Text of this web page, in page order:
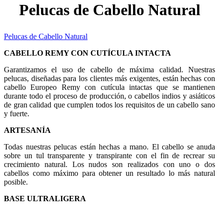
Pelucas de Cabello Natural
Pelucas de Cabello Natural
CABELLO REMY CON CUTÍCULA INTACTA
Garantizamos el uso de cabello de máxima calidad. Nuestras
pelucas, diseñadas para los clientes más exigentes, están hechas con
cabello Europeo Remy con cutícula intactas que se mantienen
durante todo el proceso de producción, o cabellos indios y asiáticos
de gran calidad que cumplen todos los requisitos de un cabello sano
y fuerte.
ARTESANÍA
Todas nuestras pelucas están hechas a mano. El cabello se anuda
sobre un tul transparente y transpirante con el fin de recrear su
crecimiento natural. Los nudos son realizados con uno o dos
cabellos como máximo para obtener un resultado lo más natural
posible.
BASE ULTRALIGERA